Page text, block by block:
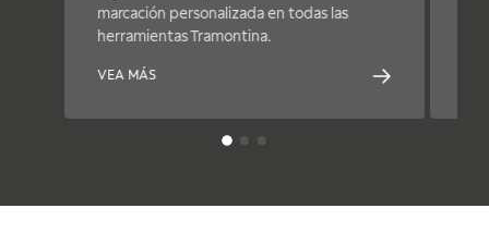
marcación personalizada en todas las
herramientas Tramontina.
VEA MÁS